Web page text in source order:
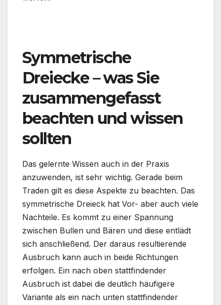
Symmetrische
Dreiecke – was Sie
zusammengefasst
beachten und wissen
sollten
Das gelernte Wissen auch in der Praxis
anzuwenden, ist sehr wichtig. Gerade beim
Traden gilt es diese Aspekte zu beachten. Das
symmetrische Dreieck hat Vor- aber auch viele
Nachteile. Es kommt zu einer Spannung
zwischen Bullen und Bären und diese entlädt
sich anschließend. Der daraus resultierende
Ausbruch kann auch in beide Richtungen
erfolgen. Ein nach oben stattfindender
Ausbruch ist dabei die deutlich häufigere
Variante als ein nach unten stattfindender